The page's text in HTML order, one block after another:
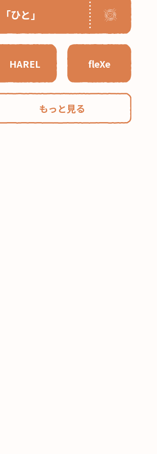
「ひと」
HAREL fleXe
もっと見る